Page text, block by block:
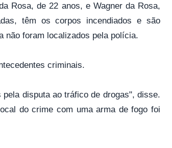
Rosa, de 22 anos, e Wagner da Rosa,
têm os corpos incendiados e são
não foram localizados pela polícia.
criminais.
disputa ao tráfico de drogas", disse.
do crime com uma arma de fogo foi